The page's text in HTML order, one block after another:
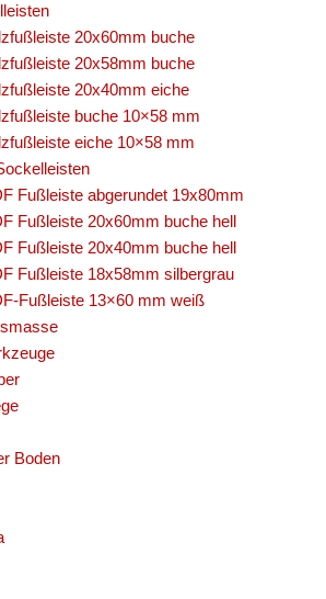
20x60mm buche
20x58mm buche
20x40mm eiche
buche 10×58 mm
eiche 10×58 mm
Fußleiste abgerundet 19x80mm
Fußleiste 20x60mm buche hell
Fußleiste 20x40mm buche hell
Fußleiste 18x58mm silbergrau
Fußleiste 13×60 mm weiß
Boden